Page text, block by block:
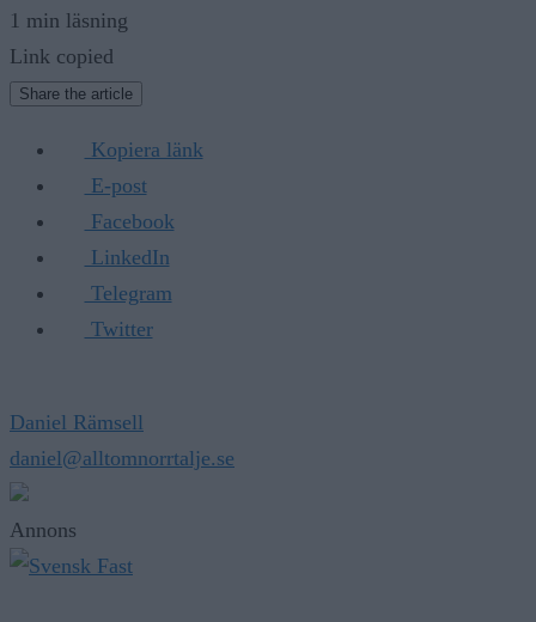
1 min läsning
Link copied
Share the article
Kopiera länk
E-post
Facebook
LinkedIn
Telegram
Twitter
Daniel Rämsell
daniel@alltomnorrtalje.se
Annons